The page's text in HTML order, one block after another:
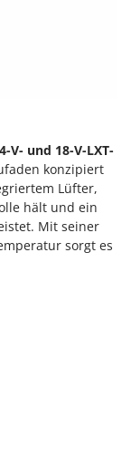
V- und 18-V-LXT-
konzipiert
Lüfter,
hält und ein
Mit seiner
sorgt es